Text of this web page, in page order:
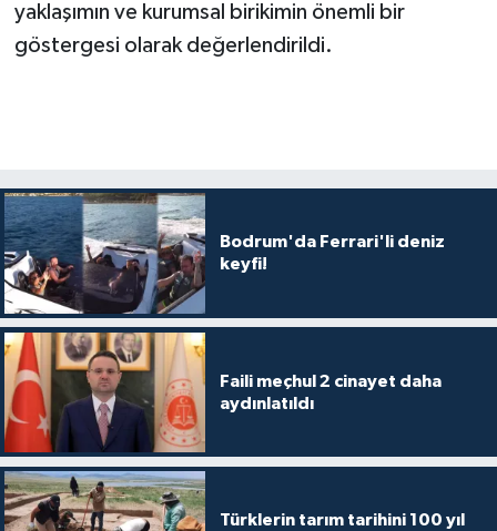
yaklaşımın ve kurumsal birikimin önemli bir
göstergesi olarak değerlendirildi.
Bodrum'da Ferrari'li deniz
keyfi!
Faili meçhul 2 cinayet daha
aydınlatıldı
Türklerin tarım tarihini 100 yıl